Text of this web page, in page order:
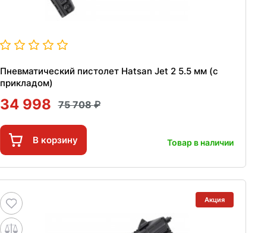
Пневматический пистолет Hatsan Jet 2 5.5 мм (с
прикладом)
34 998 75 708
В корзину Товар в наличии
Акция